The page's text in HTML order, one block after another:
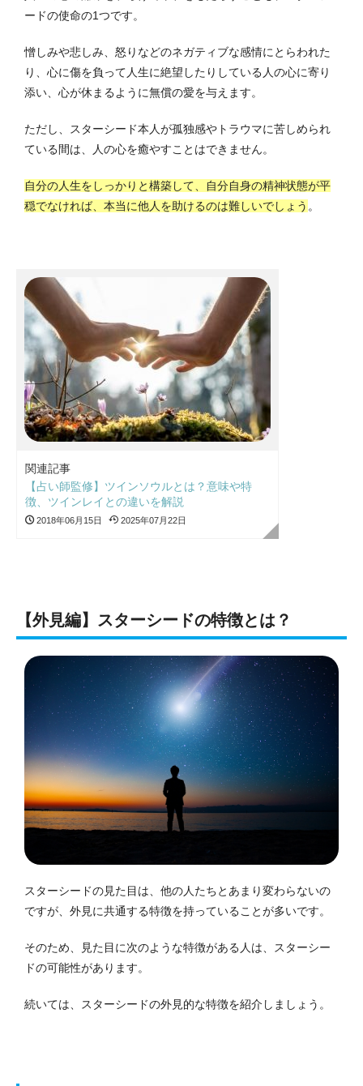
ードの使命の1つです。
憎しみや悲しみ、怒りなどのネガティブな感情にとらわれた
り、心に傷を負って人生に絶望したりしている人の心に寄り
添い、心が休まるように無償の愛を与えます。
ただし、スターシード本人が孤独感やトラウマに苦しめられ
ている間は、人の心を癒やすことはできません。
自分の人生をしっかりと構築して、自分自身の精神状態が平
穏でなければ、本当に他人を助けるのは難しいでしょう 。
関連記事
【占い師監修】ツインソウルとは？意味や特
徴、ツインレイとの違いを解説
2018年06月15日 2025年07月22日
【外見編】スターシードの特徴とは？
スターシードの見た目は、他の人たちとあまり変わらないの
ですが、外見に共通する特徴を持っていることが多いです。
そのため、見た目に次のような特徴がある人は、スターシー
ドの可能性があります。
続いては、スターシードの外見的な特徴を紹介しましょう。